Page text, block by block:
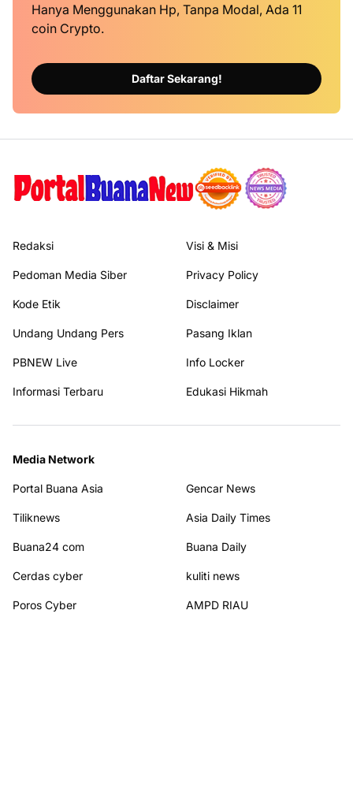
Hanya Menggunakan Hp, Tanpa Modal, Ada 11
coin Crypto.
Daftar Sekarang!
Redaksi Visi & Misi
Pedoman Media Siber Privacy Policy
Kode Etik Disclaimer
Undang Undang Pers Pasang Iklan
PBNEW Live Info Locker
Informasi Terbaru Edukasi Hikmah
Media Network
Portal Buana Asia Gencar News
Tiliknews Asia Daily Times
Buana24 com Buana Daily
Cerdas cyber kuliti news
Poros Cyber AMPD RIAU